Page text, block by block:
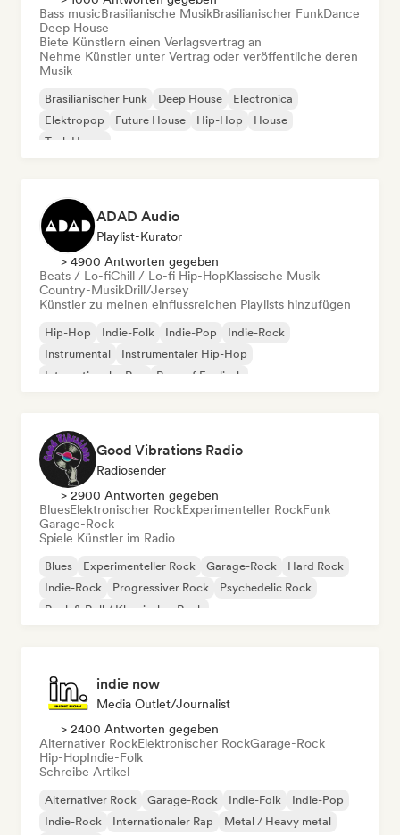
Bass musicBrasilianische MusikBrasilianischer FunkDance
Deep House
Biete Künstlern einen Verlagsvertrag an
Nehme Künstler unter Vertrag oder veröffentliche deren
Musik
Brasilianischer Funk Deep House
Electronica
Elektropop
Future House Hip-Hop
House
Tech House
ADAD Audio
Playlist-Kurator
> 4900 Antworten gegeben
Beats / Lo-fiChill / Lo-fi Hip-HopKlassische Musik
Country-MusikDrill/Jersey
Künstler zu meinen einflussreichen Playlists hinzufügen
Hip-Hop Indie-Folk Indie-Pop
Indie-Rock
Instrumental
Instrumentaler Hip-Hop
Internationaler Rap
Rap auf Englisch
Good Vibrations Radio
Radiosender
> 2900 Antworten gegeben
BluesElektronischer RockExperimenteller RockFunk
Garage-Rock
Spiele Künstler im Radio
Blues Experimenteller Rock Garage-Rock
Hard Rock
Indie-Rock
Progressiver Rock
Psychedelic Rock
Rock & Roll / Klassischer Rock
indie now
Media Outlet/Journalist
> 2400 Antworten gegeben
Alternativer RockElektronischer RockGarage-Rock
Hip-HopIndie-Folk
Schreibe Artikel
Alternativer Rock Garage-Rock Indie-Folk
Indie-Pop
Indie-Rock
Internationaler Rap
Metal / Heavy metal